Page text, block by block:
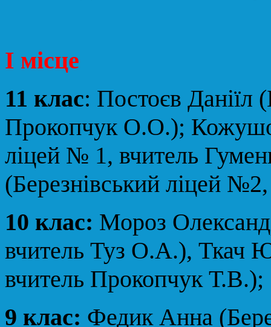
І місце
11 клас: Постоєв Даніїл
Прокопчук О.О.);
ліцей № 1, вчитель
(Березнівський ліцей
10 клас: Мороз
вчитель Туз О.А.), Ткач
вчитель Прокопчук Т.В.);
9 клас: Федик Анна